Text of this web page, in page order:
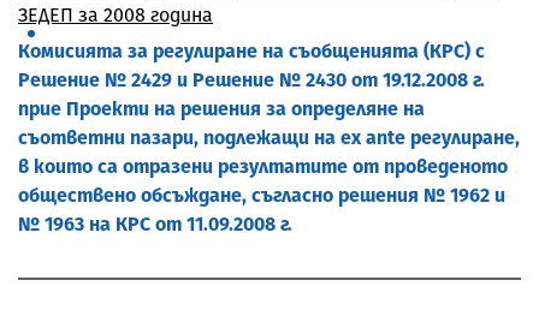
ЗЕДЕП за 2008 година
Комисията за регулиране на съобщенията (КРС) с
Решение № 2429 и Решение № 2430 от 19.12.2008 г.
прие Проекти на решения за определяне на
съответни пазари, подлежащи на ex ante регулиране,
в които са отразени резултатите от проведеното
обществено обсъждане, съгласно решения № 1962 и
№ 1963 на КРС от 11.09.2008 г.